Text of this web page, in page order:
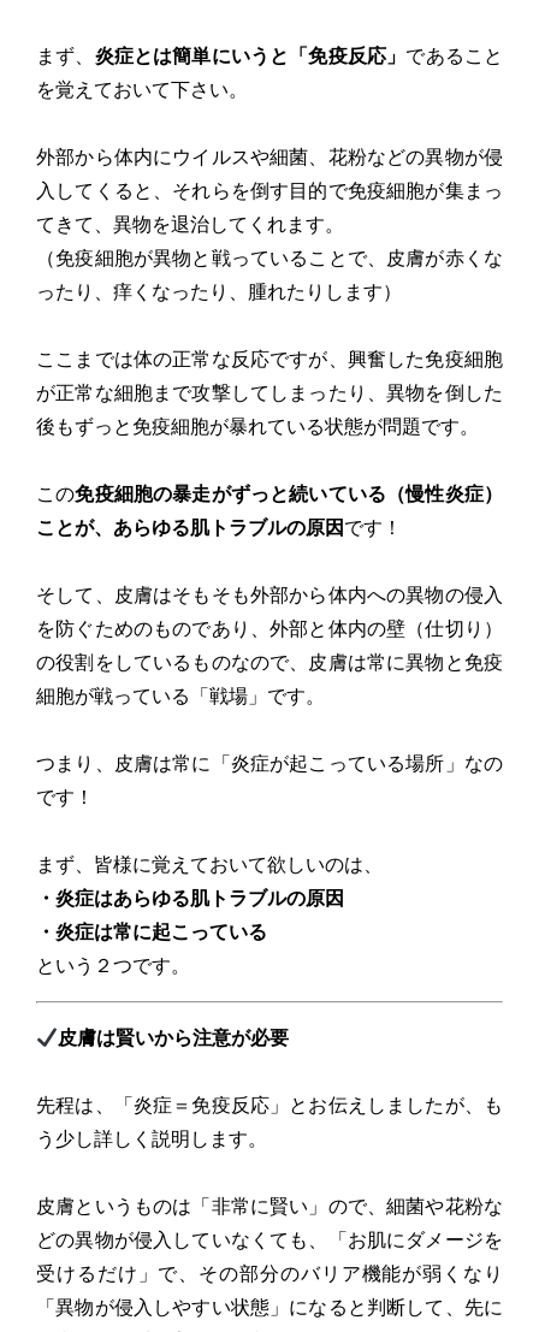
まず、 炎症とは簡単にいうと「免疫反応」 であること
を覚えておいて下さい。
外部から体内にウイルスや細菌、花粉などの異物が侵
入してくると、それらを倒す目的で免疫細胞が集まっ
てきて、異物を退治してくれます。
（免疫細胞が異物と戦っていることで、皮膚が赤くな
ったり、痒くなったり、腫れたりします）
ここまでは体の正常な反応ですが、興奮した免疫細胞
が正常な細胞まで攻撃してしまったり、異物を倒した
後もずっと免疫細胞が暴れている状態が問題です。
この免疫細胞の暴走がずっと続いている（慢性炎症）
ことが、あらゆる肌トラブルの原因 です！
そして、皮膚はそもそも外部から体内への異物の侵入
を防ぐためのものであり、外部と体内の壁（仕切り）
の役割をしているものなので、皮膚は常に異物と免疫
細胞が戦っている「戦場」です。
つまり、皮膚は常に「炎症が起こっている場所」なの
です！
まず、皆様に覚えておいて欲しいのは、
・炎症はあらゆる肌トラブルの原因
・炎症は常に起こっている
という２つです。
皮膚は賢いから注意が必要
先程は、「炎症＝免疫反応」とお伝えしましたが、も
う少し詳しく説明します。
皮膚というものは「非常に賢い」ので、細菌や花粉な
どの異物が侵入していなくても、「お肌にダメージを
受けるだけ」で、その部分のバリア機能が弱くなり
「異物が侵入しやすい状態」になると判断して、先に